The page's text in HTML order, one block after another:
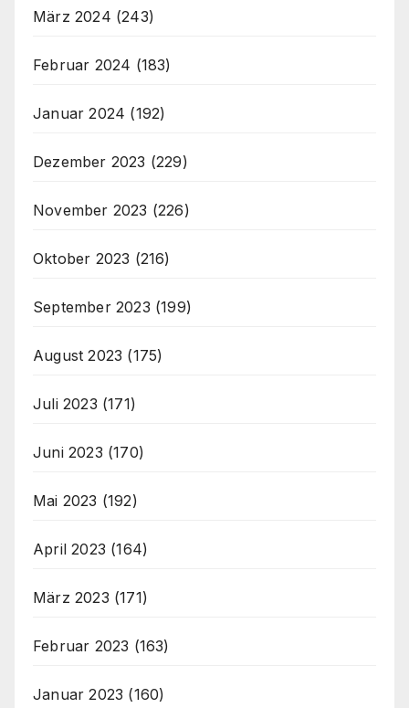
März 2024 (243)
Februar 2024 (183)
Januar 2024 (192)
Dezember 2023 (229)
November 2023 (226)
Oktober 2023 (216)
September 2023 (199)
August 2023 (175)
Juli 2023 (171)
Juni 2023 (170)
Mai 2023 (192)
April 2023 (164)
März 2023 (171)
Februar 2023 (163)
Januar 2023 (160)